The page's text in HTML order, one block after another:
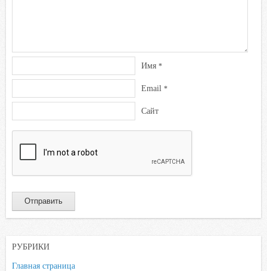
Имя *
Email *
Сайт
РУБРИКИ
Главная страница